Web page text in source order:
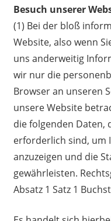
Besuch unserer
(1) Bei der bloß
Website, also wenn
uns anderweitig
wir nur die
Browser an unseren
unsere Website
die folgenden Daten,
erforderlich sind, um
anzuzeigen und die
gewährleisten.
Absatz 1 Satz 1